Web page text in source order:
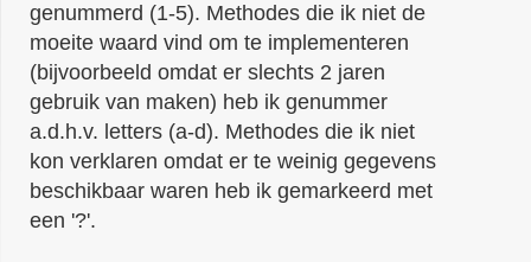
genummerd (1-5). Methodes die ik niet de
moeite waard vind om te implementeren
(bijvoorbeeld omdat er slechts 2 jaren
gebruik van maken) heb ik genummer
a.d.h.v. letters (a-d). Methodes die ik niet
kon verklaren omdat er te weinig gegevens
beschikbaar waren heb ik gemarkeerd met
een '?'.